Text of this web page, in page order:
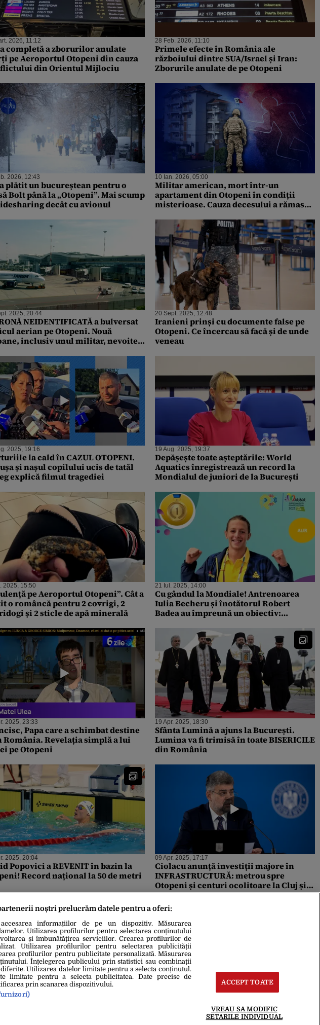
2026, 11:12
completă a zborurilor anulate
pe Aeroportul Otopeni din cauza
din Orientul Mijlociu
28 Feb. 2026, 11:10
Primele efecte în România ale
războiului dintre SUA/Israel și Iran:
Zborurile anulate de pe Otopeni
2026, 12:43
plătit un bucureștean pentru o
Bolt până la „Otopeni”. Mai scump
decât cu avionul
10 Ian. 2026, 05:00
Militar american, mort într-un
apartament din Otopeni în condiții
misterioase. Cauza decesului a rămas
2025, 20:44
NEIDENTIFICATĂ a bulversat
aerian pe Otopeni. Nouă
inclusiv unul militar, nevoite
20 Sept. 2025, 12:48
Iranieni prinși cu documente false pe
Otopeni. Ce încercau să facă și de unde
veneau
2025, 19:16
la cald în CAZUL OTOPENI.
și nașul copilului ucis de tatăl
explică filmul tragediei
19 Aug. 2025, 19:37
Depășește toate așteptările: World
Aquatics înregistrează un record la
Mondialul de juniori de la București
2025, 15:50
pe Aeroportul Otopeni”. Cât a
o româncă pentru 2 covrigi, 2
și 2 sticle de apă minerală
21 Iul. 2025, 14:00
Cu gândul la Mondiale! Antrenoarea
Iulia Becheru și înotătorul Robert
Badea au împreună un obiectiv:
2025, 23:33
Papa care a schimbat destine
România. Revelația simplă a lui
pe Otopeni
19 Apr. 2025, 18:30
Sfânta Lumină a ajuns la București.
Lumina va fi trimisă în toate BISERICILE
din România
2025, 20:04
Popovici a REVENIT în bazin la
Record național la 50 de metri
09 Apr. 2025, 17:17
Ciolacu anunță investiții majore în
INFRASTRUCTURĂ: metrou spre
Otopeni și centuri ocolitoare la Cluj și
Baia Mare
noștri prelucrăm datele pentru a oferi:
informațiilor de pe un dispozitiv. Măsurarea
Utilizarea profilurilor pentru selectarea conținutului
și îmbunătățirea serviciilor. Crearea profilurilor de
Utilizarea profilurilor pentru selectarea publicității
profilurilor pentru publicitate personalizată. Măsurarea
Înțelegerea publicului prin statistici sau combinații
Utilizarea datelor limitate pentru a selecta conținutul.
limitate pentru a selecta publicitatea. Date precise de
prin scanarea dispozitivului.
ACCEPT TOATE
VREAU SA MODIFIC
SETARILE INDIVIDUAL